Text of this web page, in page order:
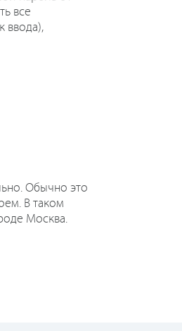
все
ввода),
Обычно это
В таком
Москва.